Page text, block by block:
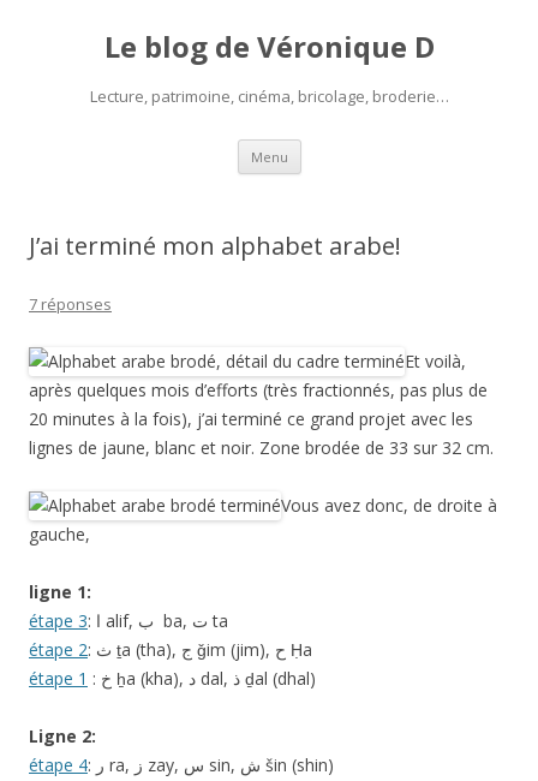
Le blog de Véronique D
Lecture, patrimoine, cinéma, bricolage, broderie…
Menu Aller
contenu
J’ai terminé mon alphabet arabe!
7 réponses
Et voilà,
après quelques mois d’efforts (très fractionnés, pas plus de
20 minutes à la fois), j’ai terminé ce grand projet avec les
lignes de jaune, blanc et noir. Zone brodée de 33 sur 32 cm.
Vous avez donc, de droite à
gauche,
ligne 1:
étape 3
: ﺍ alif, ﺏ ba, ﺕ ta
étape 2
: ﺙ ṯa (tha), ﺝ ǧim (jim), ﺡ Ḥa
étape 1
: ﺥ ẖa (kha), ﺩ dal, ﺫ ḏal (dhal)
Ligne 2:
étape 4
: ﺭ ra, ﺯ zay, ﺱ sin, ﺵ šin (shin)